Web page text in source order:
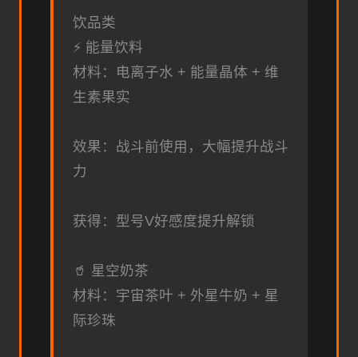
饮品类
⚡ 能量饮料
材料：电离子水 + 能量晶体 + 维
生素果实
效果：战斗前使用，大幅提升战斗
力
获得：型号V好感度提升解锁
🥤 星空奶茶
材料：宇宙茶叶 + 外星牛奶 + 星
际珍珠